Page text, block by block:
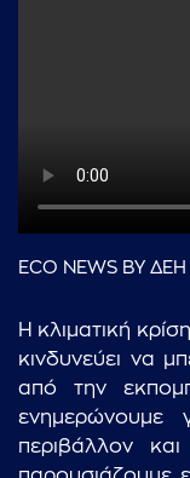
ECO NEWS BY
Η κλιματική
κινδυνεύει να
από την
περιβάλλον